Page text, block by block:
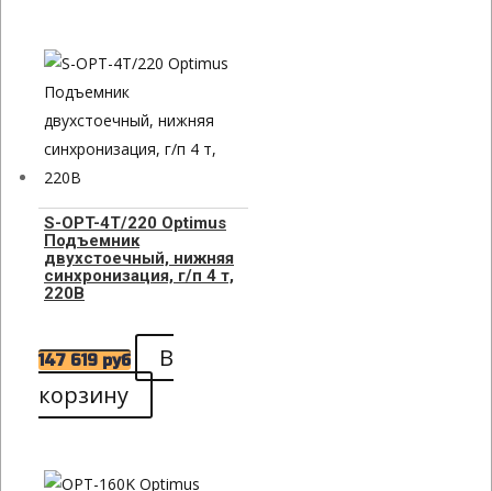
S-OPT-4T/220 Optimus
Подъемник
двухстоечный, нижняя
синхронизация, г/п 4 т,
220В
147 619 руб
В
корзину